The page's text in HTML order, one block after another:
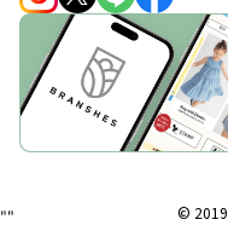
© 2019
""